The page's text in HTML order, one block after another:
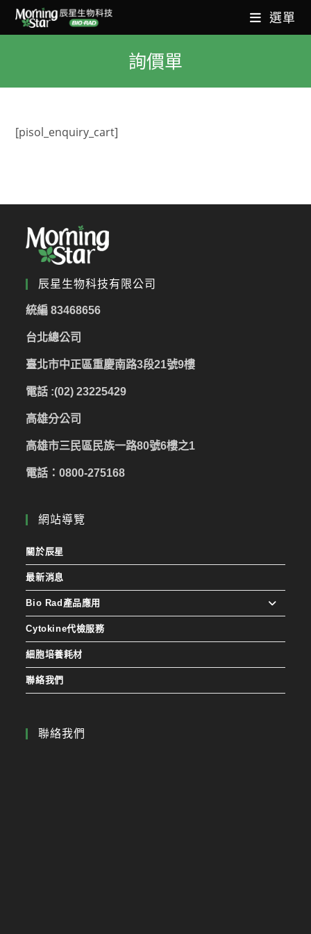
選單
詢價單
[pisol_enquiry_cart]
辰星生物科技有限公司
統編 83468656
台北總公司
臺北市中正區重慶南路3段21號9樓
電話 :(02) 23225429
高雄分公司
高雄市三民區民族一路80號6樓之1
電話：0800-275168
網站導覽
關於辰星
最新消息
Bio Rad產品應用
Cytokine代檢服務
細胞培養耗材
聯絡我們
聯絡我們